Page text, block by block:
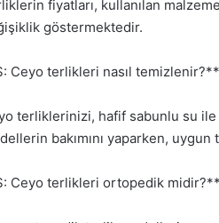
fiyatları, kullanılan
göstermektedir.
Ceyo terlikleri nasıl temizlenir?**
terliklerinizi, hafif sabunlu su
bakımını yaparken,
Ceyo terlikleri ortopedik midir?**